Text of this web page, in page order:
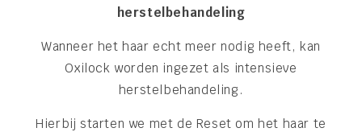
herstelbehandeling
Wanneer het haar echt meer nodig heeft, kan
Oxilock worden ingezet als intensieve
herstelbehandeling.
Hierbij starten we met de Reset om het haar te